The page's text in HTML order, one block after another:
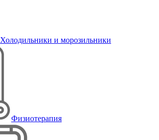
Холодильники и морозильники
Физиотерапия